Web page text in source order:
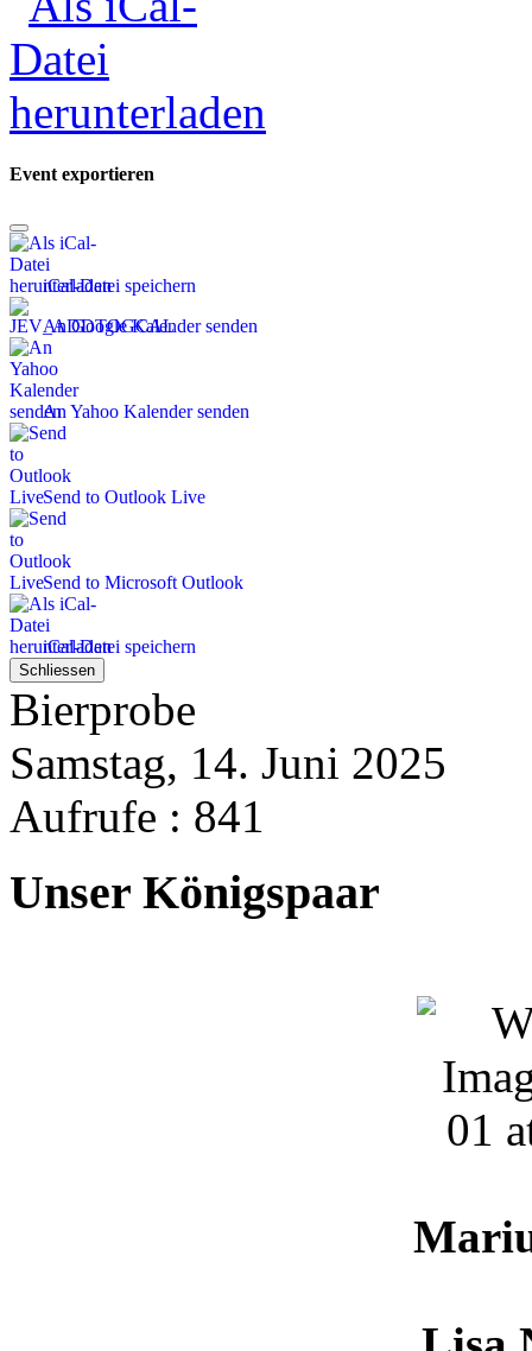
Event exportieren
iCal-Datei speichern
An Google Kalender senden
An Yahoo Kalender senden
Send to Outlook Live
Send to Microsoft Outlook
iCal-Datei speichern
Schliessen
Bierprobe
Samstag, 14. Juni 2025
Aufrufe : 841
Unser Königspaar